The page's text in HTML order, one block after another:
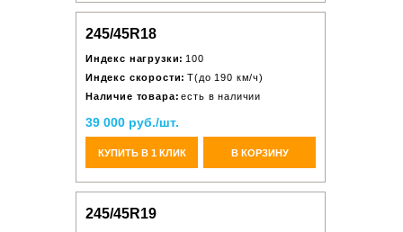
245/45R18
Индекс нагрузки: 100
Индекс скорости: T(до 190 км/ч)
Наличие товара: есть в наличии
39 000 руб./шт.
КУПИТЬ В 1 КЛИК В КОРЗИНУ
245/45R19